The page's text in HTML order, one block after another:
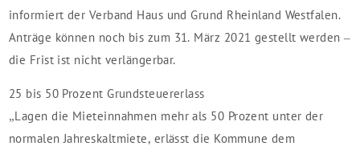
informiert der Verband Haus und Grund Rheinland Westfalen.
Anträge können noch bis zum 31. März 2021 gestellt werden –
die Frist ist nicht verlängerbar.
25 bis 50 Prozent Grundsteuererlass
„Lagen die Mieteinnahmen mehr als 50 Prozent unter der
normalen Jahreskaltmiete, erlässt die Kommune dem